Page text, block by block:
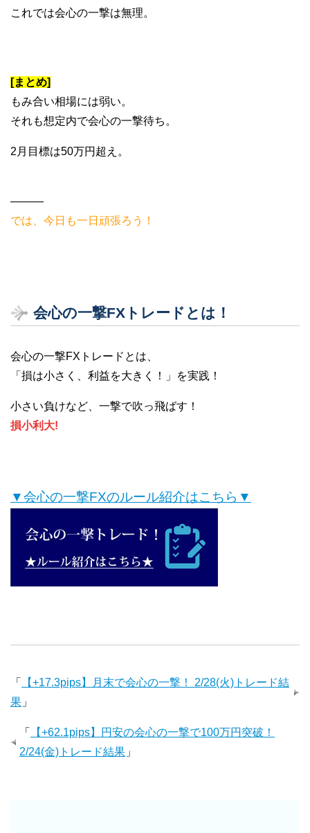
これでは会心の一撃は無理。
[まとめ]
もみ合い相場には弱い。
それも想定内で会心の一撃待ち。
2月目標は50万円超え。
———
では、今日も一日頑張ろう！
会心の一撃FXトレードとは！
会心の一撃FXトレードとは、
「損は小さく、利益を大きく！」を実践！
小さい負けなど、一撃で吹っ飛ばす！
損小利大!
▼会心の一撃FXのルール紹介はこちら▼
「
【+17.3pips】月末で会心の一撃！ 2/28(火)トレード結
果 」
「
【+62.1pips】円安の会心の一撃で100万円突破！
2/24(金)トレード結果 」